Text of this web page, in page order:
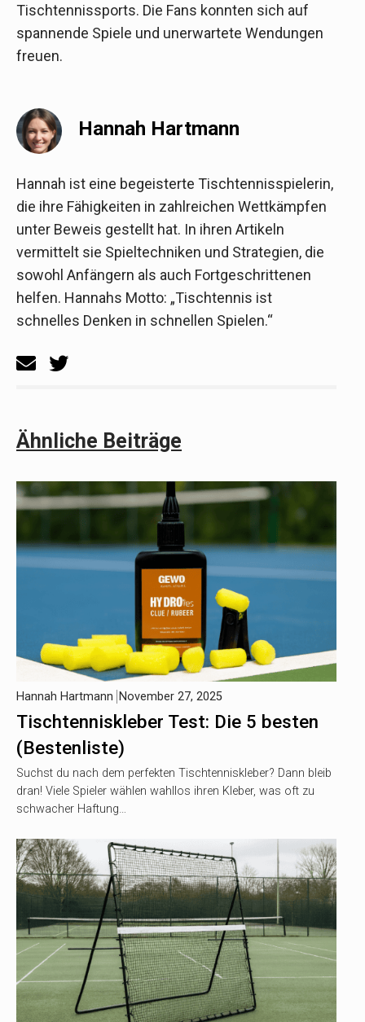
Tischtennissports. Die Fans konnten sich auf
spannende Spiele und unerwartete Wendungen
freuen.
Hannah Hartmann
Hannah ist eine begeisterte Tischtennisspielerin,
die ihre Fähigkeiten in zahlreichen Wettkämpfen
unter Beweis gestellt hat. In ihren Artikeln
vermittelt sie Spieltechniken und Strategien, die
sowohl Anfängern als auch Fortgeschrittenen
helfen. Hannahs Motto: „Tischtennis ist
schnelles Denken in schnellen Spielen.“
Ähnliche Beiträge
Tischtenniskleber Test: Die 5 besten
(Bestenliste)
Hannah Hartmann November 27, 2025
Suchst du nach dem perfekten Tischtenniskleber? Dann bleib
dran! Viele Spieler wählen wahllos ihren Kleber, was oft zu
schwacher Haftung…